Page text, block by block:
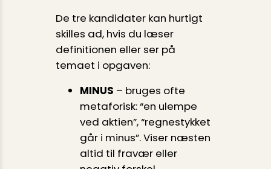
De tre kandidater kan hurtigt
skilles ad, hvis du læser
definitionen eller ser på
temaet i opgaven:
MINUS – bruges ofte
metaforisk: “en ulempe
ved aktien”, “regnestykket
går i minus”. Viser næsten
altid til fravær eller